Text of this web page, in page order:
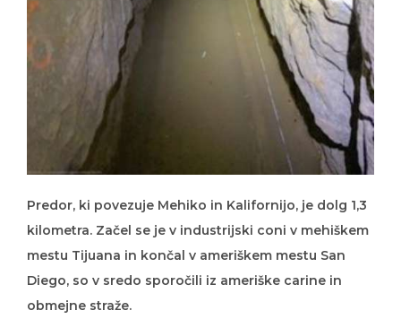
Predor, ki povezuje Mehiko in Kalifornijo, je dolg 1,3
kilometra. Začel se je v industrijski coni v mehiškem
mestu Tijuana in končal v ameriškem mestu San
Diego, so v sredo sporočili iz ameriške carine in
obmejne straže.